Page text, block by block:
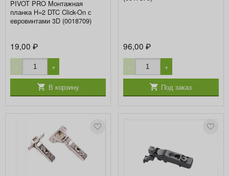
PIVOT PRO Монтажная
планка H=2 DTC Click-On с
евровинтами 3D (0018709)
19,00₽
− +
В корзину
96,00 ₽
− +
Под заказ